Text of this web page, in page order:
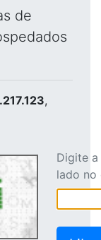
de
,
Digite
lado no